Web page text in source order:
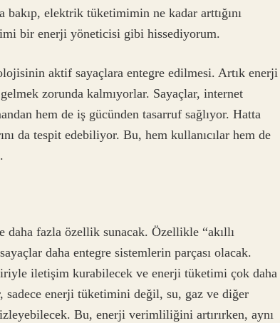
bakıp, elektrik tüketimimin ne kadar arttığını
bir enerji yöneticisi gibi hissediyorum.
aktif sayaçlara entegre edilmesi. Artık enerji
zorunda kalmıyorlar. Sayaçlar, internet
hem de iş gücünden tasarruf sağlıyor. Hatta
da tespit edebiliyor. Bu, hem kullanıcılar hem de
daha fazla özellik sunacak. Özellikle “akıllı
daha entegre sistemlerin parçası olacak.
iletişim kurabilecek ve enerji tüketimi çok daha
enerji tüketimini değil, su, gaz ve diğer
Bu, enerji verimliliğini artırırken, aynı